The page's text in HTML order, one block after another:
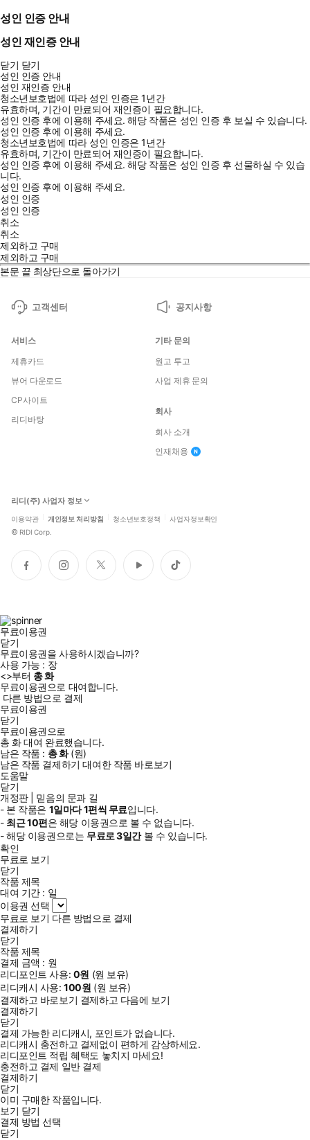
성인 인증 안내
성인 재인증 안내
닫기 닫기
성인 인증 안내
성인 재인증 안내
청소년보호법에 따라 성인 인증은 1년간
유효하며, 기간이 만료되어 재인증이 필요합니다.
성인 인증 후에 이용해 주세요.해당 작품은 성인 인증 후 보실 수 있습니다.
성인 인증 후에 이용해 주세요.
청소년보호법에 따라 성인 인증은 1년간
유효하며, 기간이 만료되어 재인증이 필요합니다.
성인 인증 후에 이용해 주세요.해당 작품은 성인 인증 후 선물하실 수 있습
니다.
성인 인증 후에 이용해 주세요.
성인 인증
성인 인증
취소
취소
제외하고 구매
제외하고 구매
본문 끝 최상단으로 돌아가기
고객센터 공지사항
서비스
제휴카드
뷰어 다운로드
CP사이트
리디바탕
기타 문의
원고 투고
사업 제휴 문의
회사
회사 소개
인재채용
리디(주) 사업자 정보
이용약관 개인정보 처리방침 청소년보호정책 사업자정보확인
© RIDI Corp.
페
이
인
스
트
위
유
튜
틱
톡
무료이용권
닫기
무료이용권을 사용하시겠습니까?
사용 가능 : 장
<>부터 총화
무료이용권으로 대여합니다.
다른 방법으로 결제
무료이용권
닫기
무료이용권으로
총 화대여 완료했습니다.
남은 작품 : 총화(원)
남은 작품 결제하기 대여한 작품 바로보기
도움말
닫기
개정판 | 믿음의 문과 길
- 본 작품은 1일마다1편씩 무료입니다.
- 최근10편은 해당 이용권으로 볼 수 없습니다.
- 해당 이용권으로는 무료로3일간볼 수 있습니다.
확인
무료로 보기
닫기
작품 제목
대여 기간 : 일
이용권 선택
무료로 보기 다른 방법으로 결제
결제하기
닫기
작품 제목
결제 금액 : 원
리디포인트 사용: 0원 (원 보유)
리디캐시 사용:100원 (원 보유)
결제하고 바로보기 결제하고 다음에 보기
결제하기
닫기
결제 가능한 리디캐시, 포인트가 없습니다.
리디캐시 충전하고 결제없이 편하게 감상하세요.
리디포인트 적립 혜택도 놓치지 마세요!
충전하고 결제 일반 결제
결제하기
닫기
이미 구매한 작품입니다.
보기 닫기
결제 방법 선택
닫기